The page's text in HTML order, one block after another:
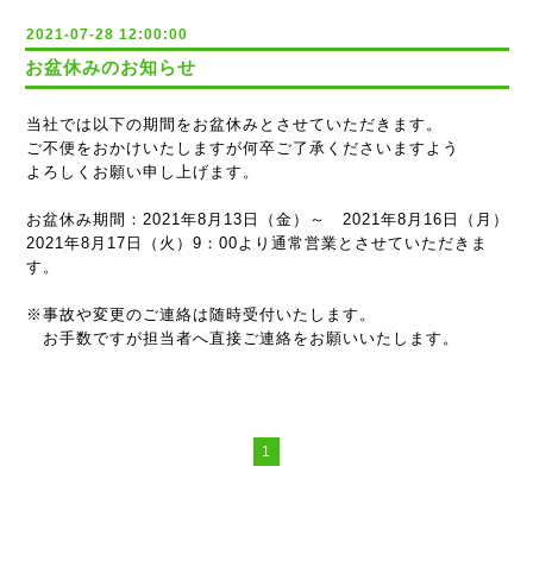
2021-07-28 12:00:00
お盆休みのお知らせ
当社では以下の期間をお盆休みとさせていただきます。
ご不便をおかけいたしますが何卒ご了承くださいますよう
よろしくお願い申し上げます。
お盆休み期間：2021年8月13日（金）～ 2021年8月16日（月）
2021年8月17日（火）9：00より通常営業とさせていただきま
す。
※事故や変更のご連絡は随時受付いたします。
お手数ですが担当者へ直接ご連絡をお願いいたします。
1